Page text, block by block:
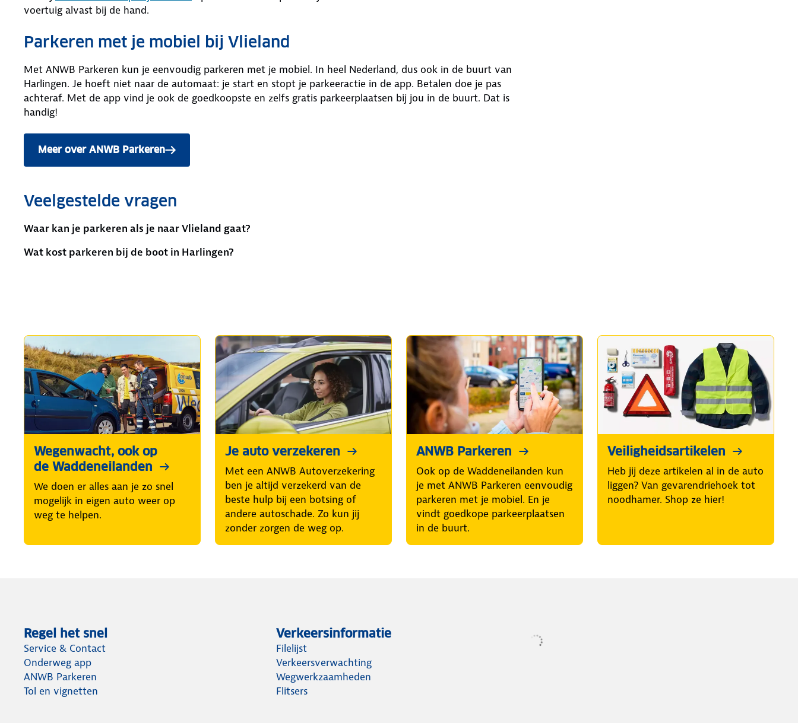
voertuig alvast bij de hand.
Parkeren met je mobiel bij Vlieland
Met ANWB Parkeren kun je eenvoudig parkeren met je mobiel. In heel Nederland, dus ook in de buurt van
Harlingen. Je hoeft niet naar de automaat: je start en stopt je parkeeractie in de app. Betalen doe je pas
achteraf. Met de app vind je ook de goedkoopste en zelfs gratis parkeerplaatsen bij jou in de buurt. Dat is
handig!
Meer over ANWB Parkeren
Veelgestelde vragen
Waar kan je parkeren als je naar Vlieland gaat?
Wat kost parkeren bij de boot in Harlingen?
Wegenwacht, ook op
de Waddeneilanden
We doen er alles aan je zo snel
mogelijk in eigen auto weer op
weg te helpen.
Je auto verzekeren
Met een ANWB Autoverzekering
ben je altijd verzekerd van de
beste hulp bij een botsing of
andere autoschade. Zo kun jij
zonder zorgen de weg op.
ANWB Parkeren
Ook op de Waddeneilanden kun
je met ANWB Parkeren eenvoudig
parkeren met je mobiel. En je
vindt goedkope parkeerplaatsen
in de buurt.
Veiligheidsartikelen
Heb jij deze artikelen al in de auto
liggen? Van gevarendriehoek tot
noodhamer. Shop ze hier!
Regel het snel
Service & Contact
Onderweg app
ANWB Parkeren
Tol en vignetten
Verkeersinformatie
Filelijst
Verkeersverwachting
Wegwerkzaamheden
Flitsers